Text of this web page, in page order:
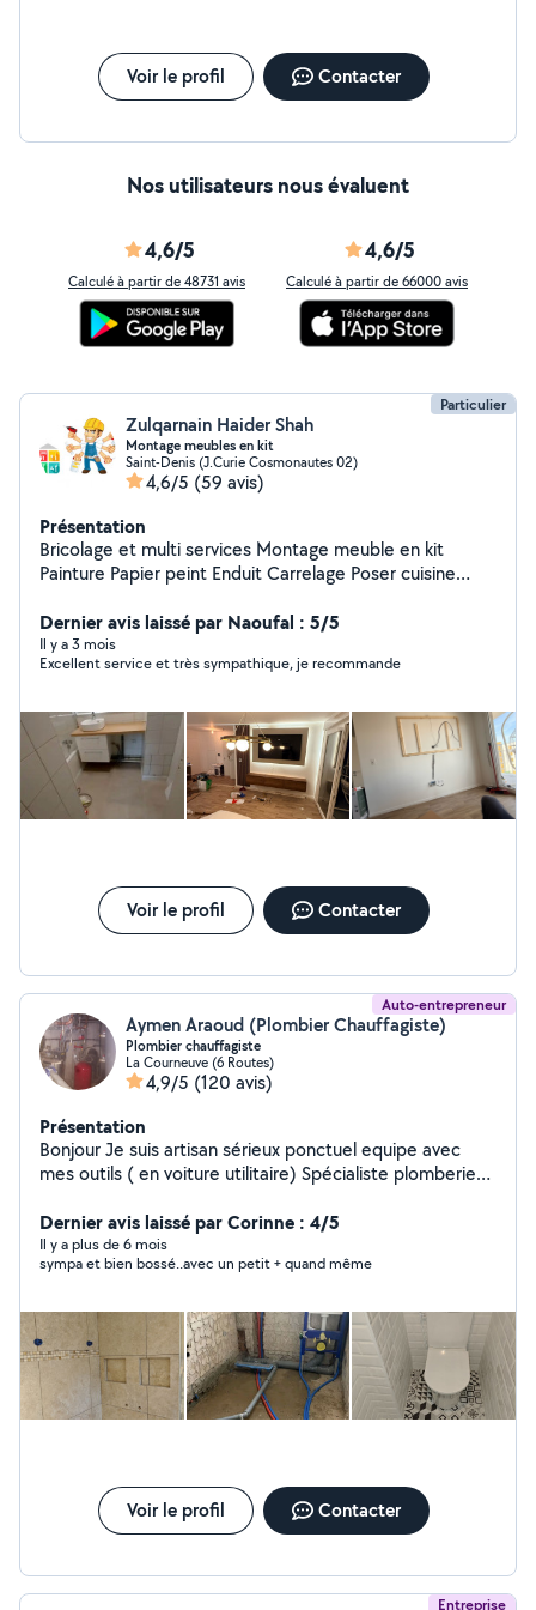
Voir le profil Contacter
Nos utilisateurs nous évaluent
4,6/5
Calculé à partir de 48731 avis
4,6/5
Calculé à partir de 66000 avis
Particulier
Zulqarnain Haider Shah
Montage meubles en kit
Saint-Denis (J.Curie Cosmonautes 02)
4,6/5 (59 avis)
Présentation
Bricolage et multi services Montage meuble en kit
Painture Papier peint Enduit Carrelage Poser cuisine
Dernier avis laissé par Naoufal : 5/5
Il y a 3 mois
Excellent service et très sympathique, je recommande
Voir le profil Contacter
Auto-entrepreneur
Aymen Araoud (Plombier Chauffagiste)
Plombier chauffagiste
La Courneuve (6 Routes)
4,9/5 (120 avis)
Présentation
Bonjour Je suis artisan sérieux ponctuel equipe avec
mes outils ( en voiture utilitaire) Spécialiste plomberie
ans... - Je cherche uniquement les clients qui cherchent
la Bonne Qualité de travail
Dernier avis laissé par Corinne : 4/5
Il y a plus de 6 mois
sympa et bien bossé..avec un petit + quand même
Voir le profil Contacter
Entreprise